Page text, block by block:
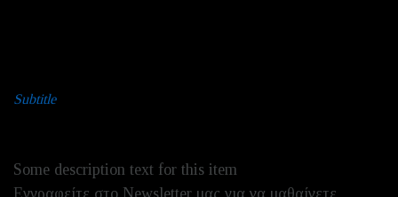
Subtitle
Some description text for this item
Εγγραφείτε στο Newsletter μας για να μαθαίνετε